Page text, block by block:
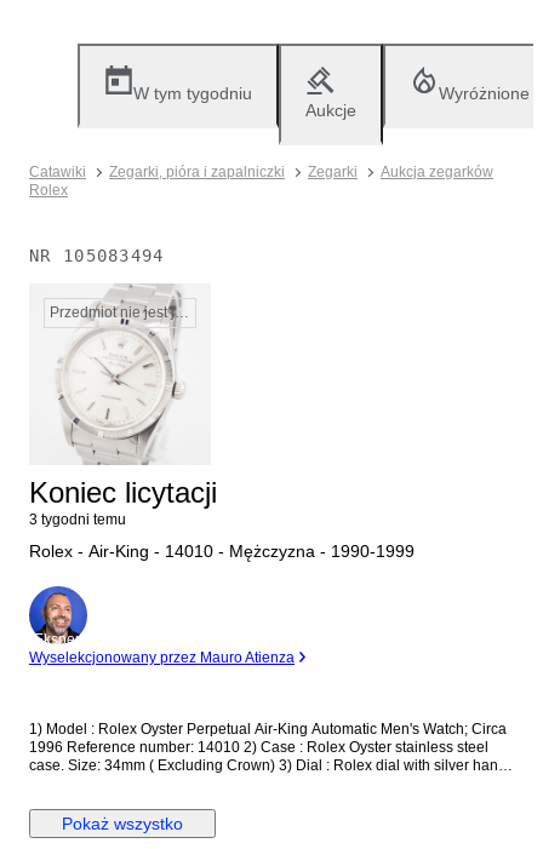
W tym tygodniu
Aukcje
Wyróżnione
Catawiki Zegarki, pióra i zapalniczki Zegarki
Aukcja zegarków
Rolex
NR 105083494
Przedmiot nie jest już dostępny
Koniec licytacji
3 tygodni temu
Rolex - Air-King - 14010 - Mężczyzna - 1990-1999
Ekspert
Wyselekcjonowany przez Mauro Atienza
1) Model : Rolex Oyster Perpetual Air-King Automatic Men's Watch; Circa
1996 Reference number: 14010 2) Case : Rolex Oyster stainless steel
case. Size: 34mm ( Excluding Crown) 3) Dial : Rolex dial with silver hands
Sapphire crystal 7) Bracelet : Rolex stainless steel jubilee bracelet. Fit up
to 6 inch wrist. Watch will be shipped via DHL or Fedex Express. We are
Pokaż wszystko